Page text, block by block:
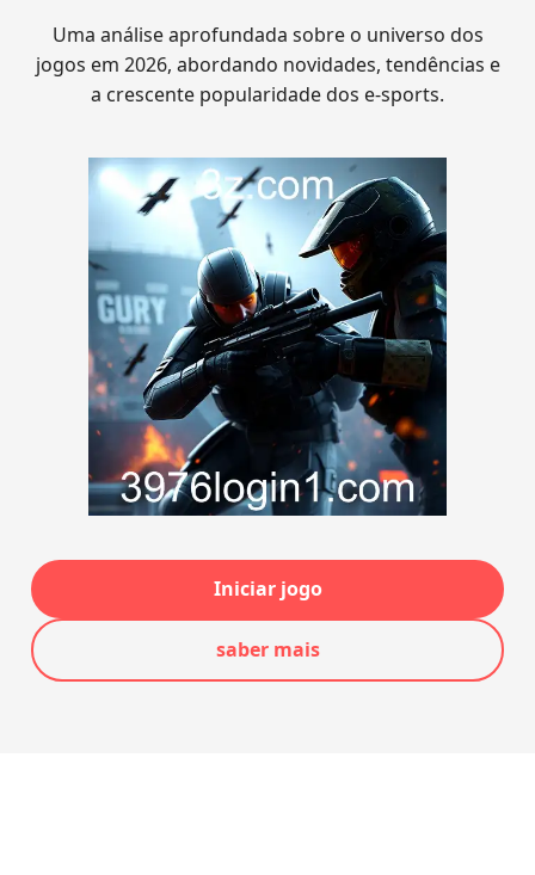
Uma análise aprofundada sobre o universo dos
jogos em 2026, abordando novidades, tendências e
a crescente popularidade dos e-sports.
Iniciar jogo
saber mais